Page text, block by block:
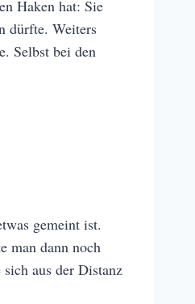
Haken hat: Sie
dürfte. Weiters
Selbst bei den
gemeint ist.
man dann noch
aus der Distanz